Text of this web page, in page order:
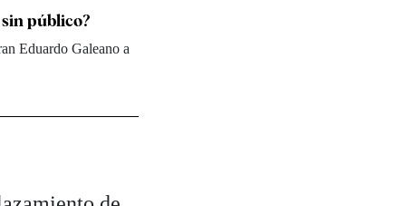
público?
Eduardo Galeano a